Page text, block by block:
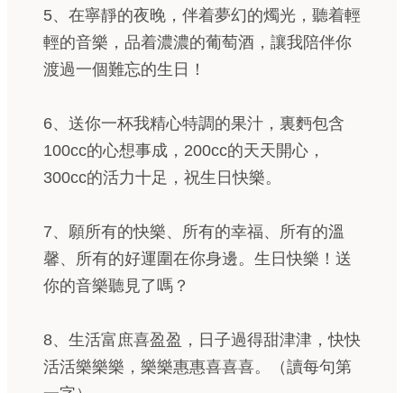
5、在寧靜的夜晚，伴着夢幻的燭光，聽着輕
輕的音樂，品着濃濃的葡萄酒，讓我陪伴你
渡過一個難忘的生日！
6、送你一杯我精心特調的果汁，裏麪包含
100cc的心想事成，200cc的天天開心，
300cc的活力十足，祝生日快樂。
7、願所有的快樂、所有的幸福、所有的溫
馨、所有的好運圍在你身邊。生日快樂！送
你的音樂聽見了嗎？
8、生活富庶喜盈盈，日子過得甜津津，快快
活活樂樂樂，樂樂惠惠喜喜喜。（讀每句第